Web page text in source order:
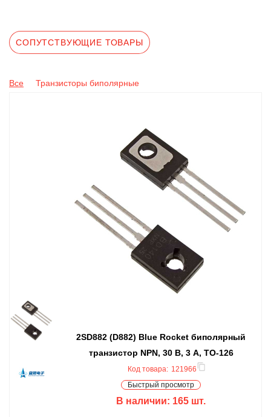
СОПУТСТВУЮЩИЕ ТОВАРЫ
Все Транзисторы биполярные
2SD882 (D882) Blue Rocket биполярный
транзистор NPN, 30 В, 3 А, TO-126
Код товара: 121966
Быстрый просмотр
В наличии: 165 шт.